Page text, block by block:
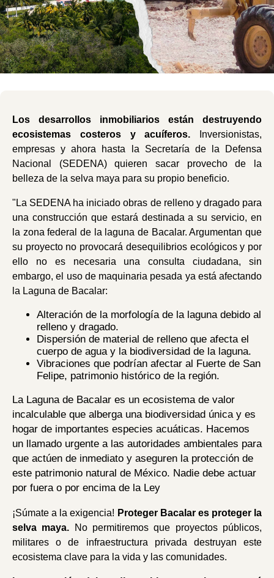
Los desarrollos inmobiliarios están destruyendo
ecosistemas costeros y acuíferos. Inversionistas,
empresas y ahora hasta la Secretaría de la Defensa
Nacional (SEDENA) quieren sacar provecho de la
belleza de la selva maya para su propio beneficio.
"La SEDENA ha iniciado obras de relleno y dragado para
una construcción que estará destinada a su servicio, en
la zona federal de la laguna de Bacalar. Argumentan que
su proyecto no provocará desequilibrios ecológicos y por
ello no es necesaria una consulta ciudadana, sin
embargo, el uso de maquinaria pesada ya está afectando
la Laguna de Bacalar:
Alteración de la morfología de la laguna debido al
relleno y dragado.
Dispersión de material de relleno que afecta el
cuerpo de agua y la biodiversidad de la laguna.
Vibraciones que podrían afectar al Fuerte de San
Felipe, patrimonio histórico de la región.
La Laguna de Bacalar es un ecosistema de valor
incalculable que alberga una biodiversidad única y es
hogar de importantes especies acuáticas. Hacemos
un llamado urgente a las autoridades ambientales para
que actúen de inmediato y aseguren la protección de
este patrimonio natural de México. Nadie debe actuar
por fuera o por encima de la Ley
¡Súmate a la exigencia! Proteger Bacalar es proteger la
selva maya. No permitiremos que proyectos públicos,
militares o de infraestructura privada destruyan este
ecosistema clave para la vida y las comunidades.